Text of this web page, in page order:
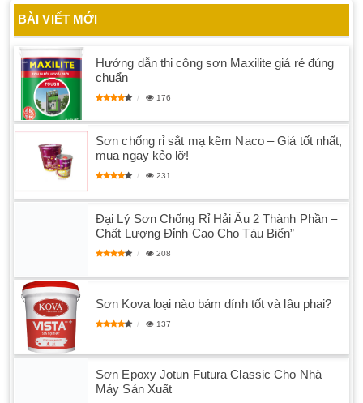
BÀI VIẾT MỚI
Hướng dẫn thi công sơn Maxilite giá rẻ đúng
chuẩn
176
Sơn chống rỉ sắt mạ kẽm Naco – Giá tốt nhất,
mua ngay kẻo lỡ!
231
Đại Lý Sơn Chống Rỉ Hải Âu 2 Thành Phần –
Chất Lượng Đỉnh Cao Cho Tàu Biển”
208
Sơn Kova loại nào bám dính tốt và lâu phai?
137
Sơn Epoxy Jotun Futura Classic Cho Nhà
Máy Sản Xuất